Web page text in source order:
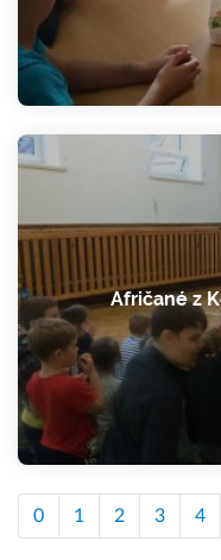
Afričané z
0 1 2 3 4